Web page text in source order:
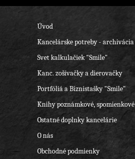
Úvod
Kancelárske potreby - archivácia
Svet kalkulačiek "Smile"
Kanc. zošívačky a dierovačky
Portfóliá a Biznistašky "Smile"
Knihy poznámkové, spomienkové
Ostatné doplnky kancelárie
O nás
Obchodné podmienky